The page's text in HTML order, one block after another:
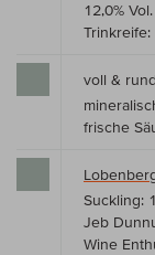
12,0% Vol.
voll & rund
frische
Suckling:
Jeb
Wine